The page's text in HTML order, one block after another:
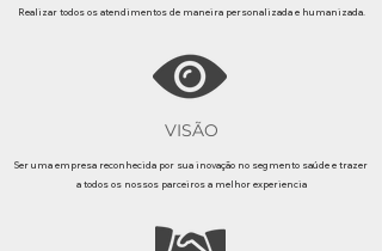
Realizar todos os atendimentos de maneira personalizada e humanizada.
VISÃO
Ser uma empresa reconhecida por sua inovação no segmento saúde e trazer
a todos os nossos parceiros a melhor experiencia